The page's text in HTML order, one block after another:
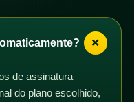
+
de assinatura
do plano escolhido,